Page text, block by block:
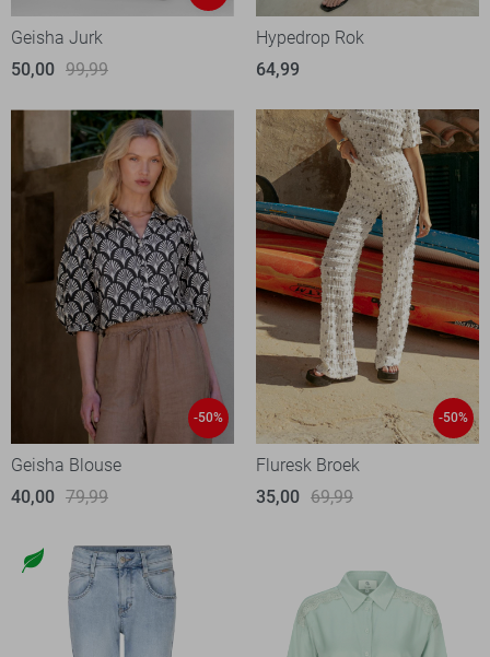
Geisha Jurk
50,00 99,99
Hypedrop Rok
64,99
-50%
Geisha Blouse
40,00 79,99
-50%
Fluresk Broek
35,00 69,99